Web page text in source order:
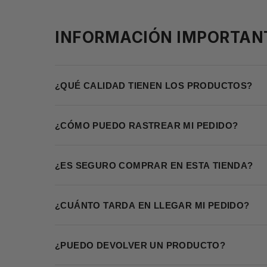
INFORMACIÓN
¿QUÉ CALIDAD TIENEN LOS PRODUCTOS?
¿CÓMO PUEDO RASTREAR MI PEDIDO?
¿ES SEGURO COMPRAR EN ESTA TIENDA?
¿CUÁNTO TARDA EN LLEGAR MI PEDIDO?
¿PUEDO DEVOLVER UN PRODUCTO?